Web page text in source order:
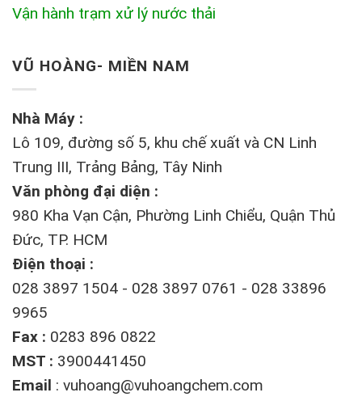
Vận hành trạm xử lý nước thải
VŨ HOÀNG- MIỀN NAM
Nhà Máy :
Lô 109, đường số 5, khu chế xuất và CN Linh
Trung III, Trảng Bảng, Tây Ninh
Văn phòng đại diện :
980 Kha Vạn Cận, Phường Linh Chiểu, Quận Thủ
Đức, TP. HCM
Điện thoại :
028 3897 1504 - 028 3897 0761 - 028 33896
9965
Fax : 0283 896 0822
MST : 3900441450
Email : vuhoang@vuhoangchem.com